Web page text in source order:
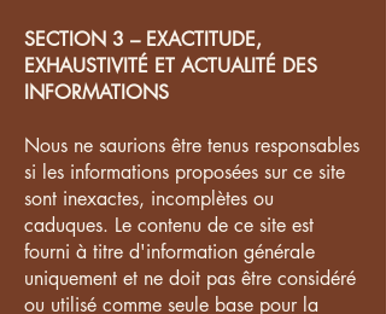
SECTION 3 – EXACTITUDE,
EXHAUSTIVITÉ ET ACTUALITÉ DES
INFORMATIONS
Nous ne saurions être tenus responsables
si les informations proposées sur ce site
sont inexactes, incomplètes ou
caduques. Le contenu de ce site est
fourni à titre d'information générale
uniquement et ne doit pas être considéré
ou utilisé comme seule base pour la